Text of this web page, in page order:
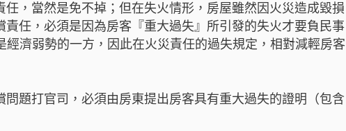
，當然是免不掉；但在失火情形，房屋雖然因火災造成毀損
任，必須是因為房客『重大過失』所引發的失火才要負民事
經濟弱勢的一方，因此在火災責任的過失規定，相對減輕房客
題打官司，必須由房東提出房客具有重大過失的證明（包含